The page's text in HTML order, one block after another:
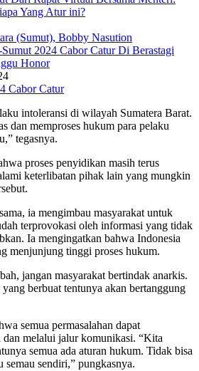
Yang Atur ini?
2024 Cabor Catur Di Berastagi
Honor
intoleransi di wilayah Sumatera Barat.
dan memproses hukum para pelaku
tegasnya.
proses penyidikan masih terus
keterlibatan pihak lain yang mungkin
ia mengimbau masyarakat untuk
terprovokasi oleh informasi yang tidak
Ia mengingatkan bahwa Indonesia
menjunjung tinggi proses hukum.
jangan masyarakat bertindak anarkis.
berbuat tentunya akan bertanggung
semua permasalahan dapat
dan melalui jalur komunikasi. “Kita
semua ada aturan hukum. Tidak bisa
semau sendiri,” pungkasnya.